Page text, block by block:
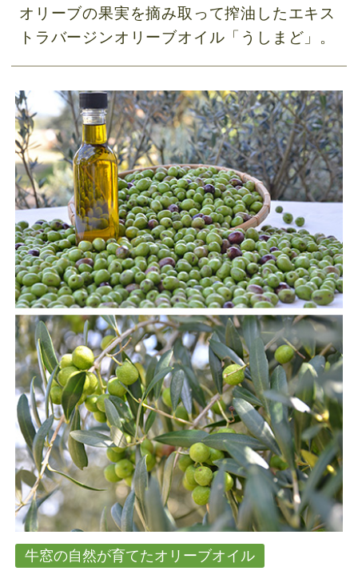
オリーブの果実を摘み取って搾油したエキス
トラバージンオリーブオイル「うしまど」。
牛窓の自然が育てたオリーブオイル